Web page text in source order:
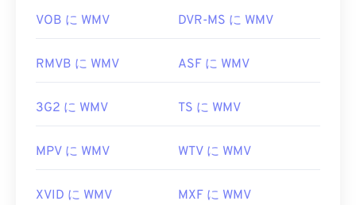
1/audio
性があることに注意してください。変換が必要な場
ールを使ってWMVファイルを変換できます。
初回リリース:
https://en.wikipedia.org/wiki/
VOB に WMV DVR-MS に WMV
RMVB に WMV ASF に WMV
3G2 に WMV TS に WMV
MPV に WMV WTV に WMV
XVID に WMV MXF に WMV